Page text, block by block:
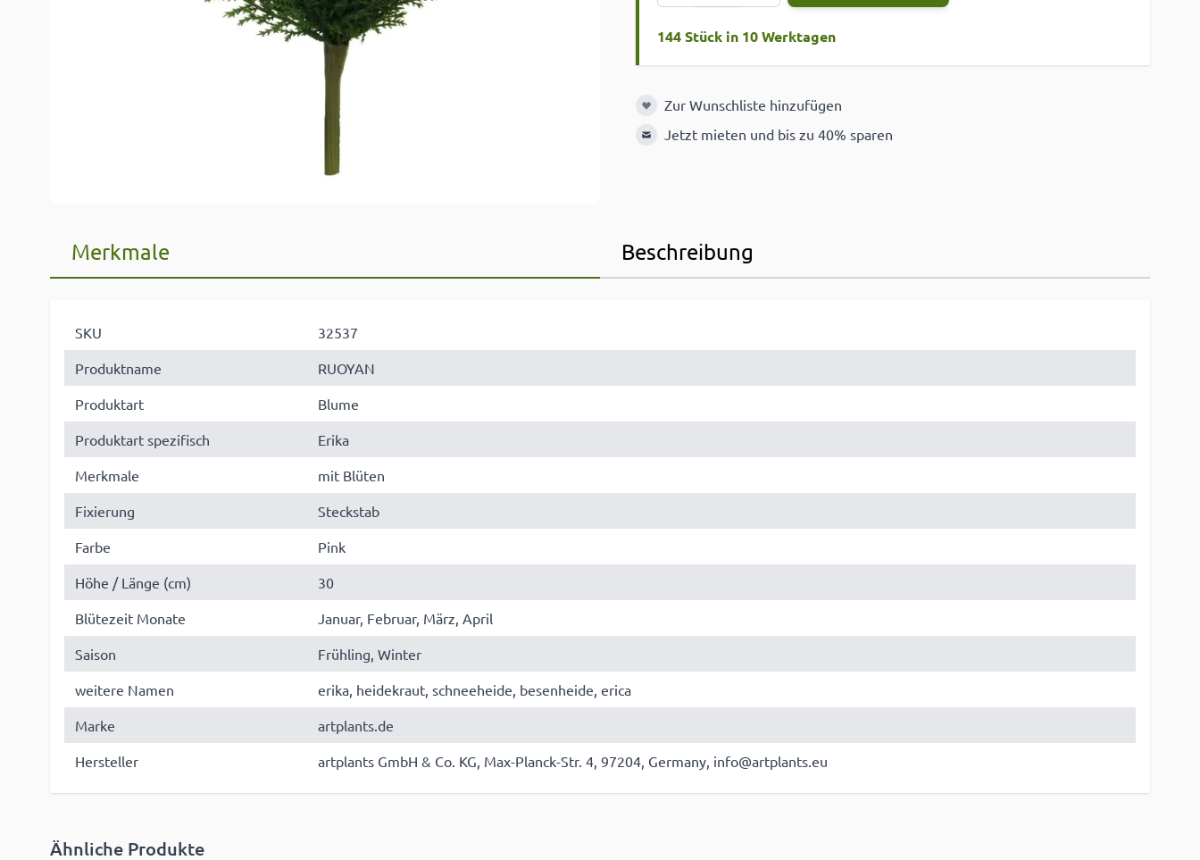
144 Stück in 10 Werktagen
Zur Wunschliste hinzufügen
Zur Wunschliste hinzufügen
Jetzt mieten und bis zu 40% sparen
Merkmale Beschreibung
SKU
32537
Produktname
RUOYAN
Produktart
Blume
Produktart spezifisch
Erika
Merkmale
mit Blüten
Fixierung
Steckstab
Farbe
Pink
Höhe / Länge (cm)
30
Blütezeit Monate
Januar, Februar, März, April
Saison
Frühling, Winter
weitere Namen
erika, heidekraut, schneeheide, besenheide, erica
Marke
artplants.de
Hersteller
artplants GmbH & Co. KG, Max-Planck-Str. 4, 97204, Germany, info@artplants.eu
Ähnliche Produkte